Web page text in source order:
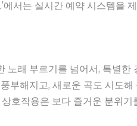
’에서는 실시간 예약 시스템을
노래 부르기를 넘어서, 특별한
부해지고, 새로운 곡도 시도해
호작용은 보다 즐거운 분위기